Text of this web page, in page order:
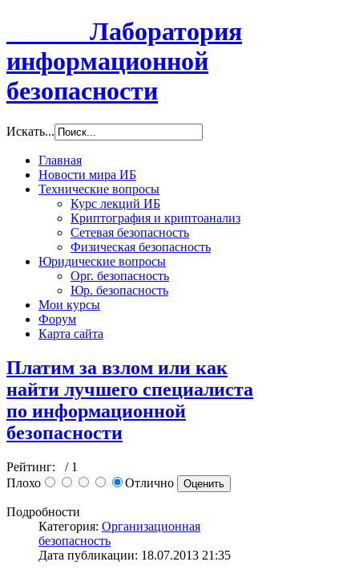
Лаборатория
информационной
безопасности
Искать...
Главная
Новости мира ИБ
Технические вопросы
Курс лекций ИБ
Криптография и криптоанализ
Сетевая безопасность
Физическая безопасность
Юридические вопросы
Орг. безопасность
Юр. безопасность
Мои курсы
Форум
Карта сайта
Платим за взлом или как
найти лучшего специалиста
по информационной
безопасности
Рейтинг:
/ 1
Плохо
Отлично
Подробности
Категория: Организационная
безопасность
Дата публикации: 18.07.2013 21:35